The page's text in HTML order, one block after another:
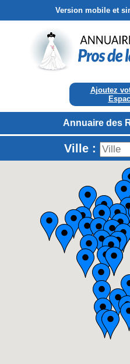
Version mobile et
Ajoutez
Annuaire des
Ville :